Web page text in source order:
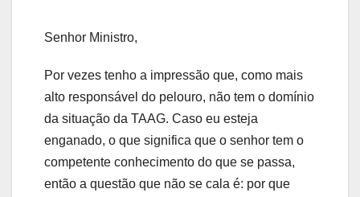
Senhor Ministro,
Por vezes tenho a impressão que, como mais
alto responsável do pelouro, não tem o domínio
da situação da TAAG. Caso eu esteja
enganado, o que significa que o senhor tem o
competente conhecimento do que se passa,
então a questão que não se cala é: por que